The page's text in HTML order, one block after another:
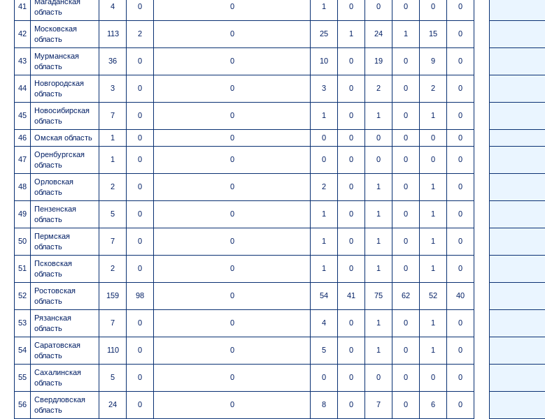
41
область
4 0 0 1 0 0 0 0 0
42
Московская
область
113 2 0 25 1 24 1 15 0
43
Мурманская
область
36 0 0 10 0 19 0 9 0
44
Новгородская
область
3 0 0 3 0 2 0 2 0
45
Новосибирская
область
7 0 0 1 0 1 0 1 0
46 Омская область 1 0 0 0 0 0 0 0 0
47
Оренбургская
область
1 0 0 0 0 0 0 0 0
48
Орловская
область
2 0 0 2 0 1 0 1 0
49
Пензенская
область
5 0 0 1 0 1 0 1 0
50
Пермская
область
7 0 0 1 0 1 0 1 0
51
Псковская
область
2 0 0 1 0 1 0 1 0
52
Ростовская
область
159 98 0 54 41 75 62 52 40
53
Рязанская
область
7 0 0 4 0 1 0 1 0
54
Саратовская
область
110 0 0 5 0 1 0 1 0
55
Сахалинская
область
5 0 0 0 0 0 0 0 0
56
Свердловская
область
24 0 0 8 0 7 0 6 0